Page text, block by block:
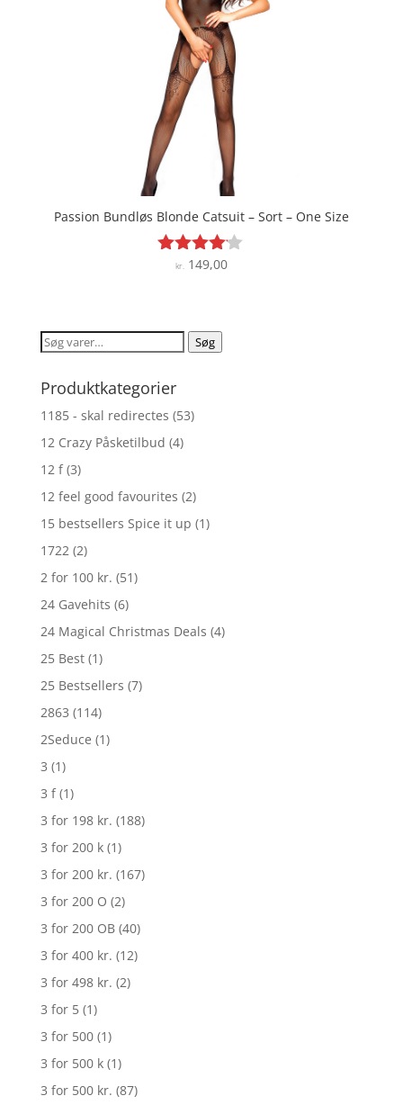
Passion Bundløs Blonde Catsuit – Sort – One Size
Vurderet
kr.149,00
Søg
Søg
Produktkategorier
1185 - skal redirectes (53)
12 Crazy Påsketilbud (4)
12 f (3)
12 feel good favourites (2)
15 bestsellers Spice it up (1)
1722 (2)
2 for 100 kr. (51)
24 Gavehits (6)
24 Magical Christmas Deals (4)
25 Best (1)
25 Bestsellers (7)
2863 (114)
2Seduce (1)
3 (1)
3 f (1)
3 for 198 kr. (188)
3 for 200 k (1)
3 for 200 kr. (167)
3 for 200 O (2)
3 for 200 OB (40)
3 for 400 kr. (12)
3 for 498 kr. (2)
3 for 5 (1)
3 for 500 (1)
3 for 500 k (1)
3 for 500 kr. (87)